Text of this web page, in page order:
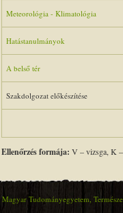
Meteorológia - Klimatológia
Hatástanulmányok
A belső tér
Szakdolgozat előkészítése
Ellenőrzés formája: V – vizsga, K
Tudományegyetem,